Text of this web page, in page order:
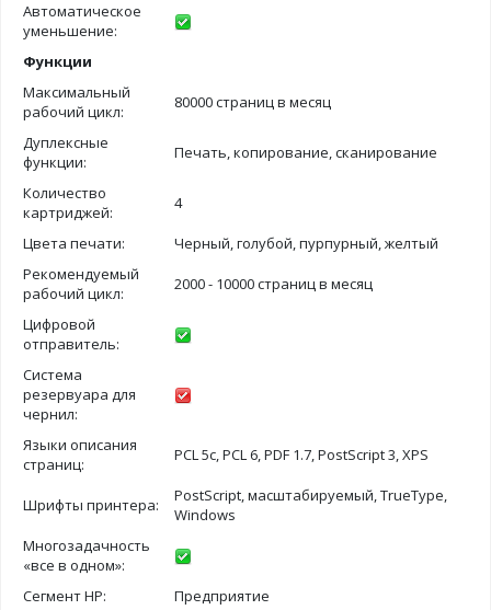
Автоматическое
уменьшение:
Функции
Максимальный
рабочий цикл:
80000 страниц в месяц
Дуплексные
функции:
Печать, копирование, сканирование
Количество
картриджей:
4
Цвета печати:
Черный, голубой, пурпурный, желтый
Рекомендуемый
рабочий цикл:
2000 - 10000 страниц в месяц
Цифровой
отправитель:
Система
резервуара для
чернил:
Языки описания
страниц:
PCL 5c, PCL 6, PDF 1.7, PostScript 3, XPS
Шрифты принтера:
PostScript, масштабируемый, TrueType,
Windows
Многозадачность
«все в одном»:
Сегмент HP:
Предприятие